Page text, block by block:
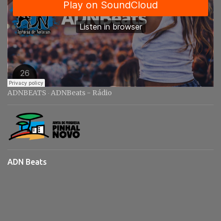
ADNBEATS · ADNBeats - Rádio
ADN Beats